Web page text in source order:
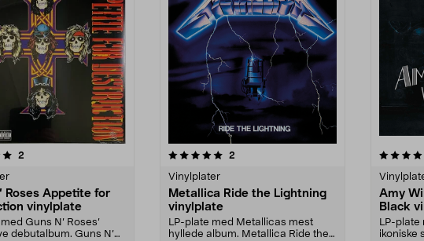
2
Roses Appetite for
vinylplate
Guns N’ Roses’
debutalbum. Guns N’
5.0av 5 stjerner 2
Vinylplater
Metallica Ride the Lightning
vinylplate
LP-plate med Metallicas mest
hyllede album. Metallica Ride the
5.0av 5 stjerner
Amy
Black
LP-plate
ikoniske